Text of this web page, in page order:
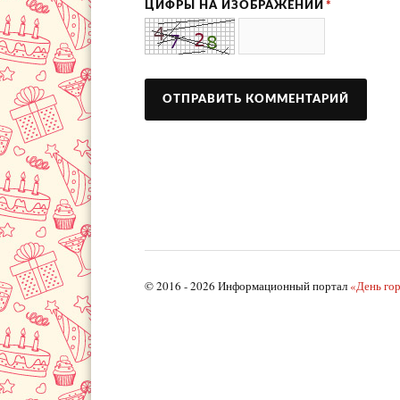
ЦИФРЫ НА ИЗОБРАЖЕНИИ *
© 2016 - 2026 Информационный портал «День